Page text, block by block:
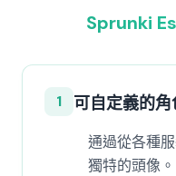
Sprunki
1 可自定義的角
通過從各種
獨特的頭像